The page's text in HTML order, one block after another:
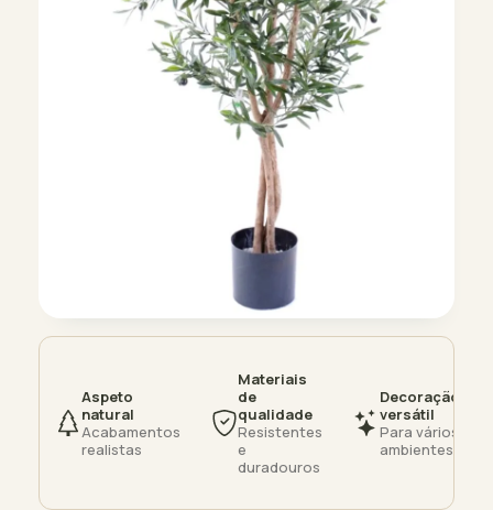
Aspeto
natural
Acabamentos
realistas
Materiais
de
qualidade
Resistentes
e
duradouros
Decoração
versátil
Para vários
ambientes